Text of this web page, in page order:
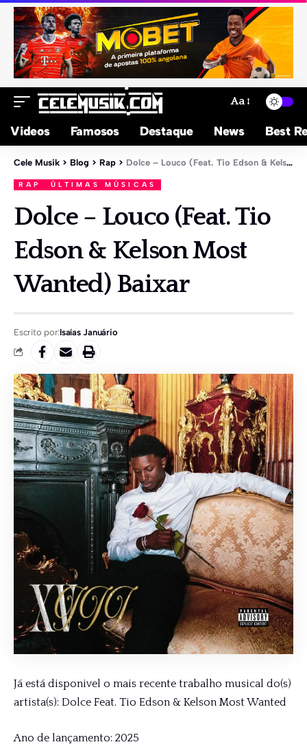
Aa
Videos Famosos Destaque News Best
Cele Musik > Blog > Rap > Dolce – Louco (Feat. Tio Edson & Kelson Most Wanted) Baixar
RAP ÚLTIMAS MÚSICAS
Dolce – Louco (Feat. Tio
Edson & Kelson Most
Wanted) Baixar
Escrito por:Isaías Januário
Já está disponivel o mais recente trabalho musical do(s)
artista(s): Dolce Feat. Tio Edson & Kelson Most Wanted
Ano de lançamento: 2025